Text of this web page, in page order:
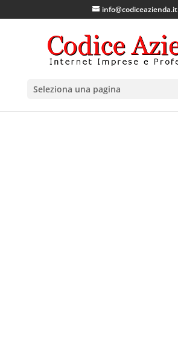
info@codiceazienda.it
Seleziona una pagina